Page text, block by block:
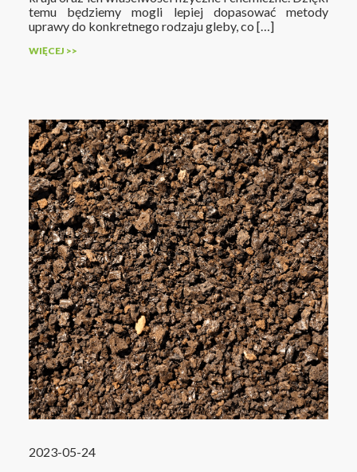
temu będziemy mogli lepiej dopasować metody
uprawy do konkretnego rodzaju gleby, co […]
WIĘCEJ >>
2023-05-24